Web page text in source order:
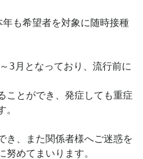
も希望者を対象に随時接種
3月となっており、流行前に
ことができ、発症しても重症
き、また関係者様へご迷惑を
めてまいります。